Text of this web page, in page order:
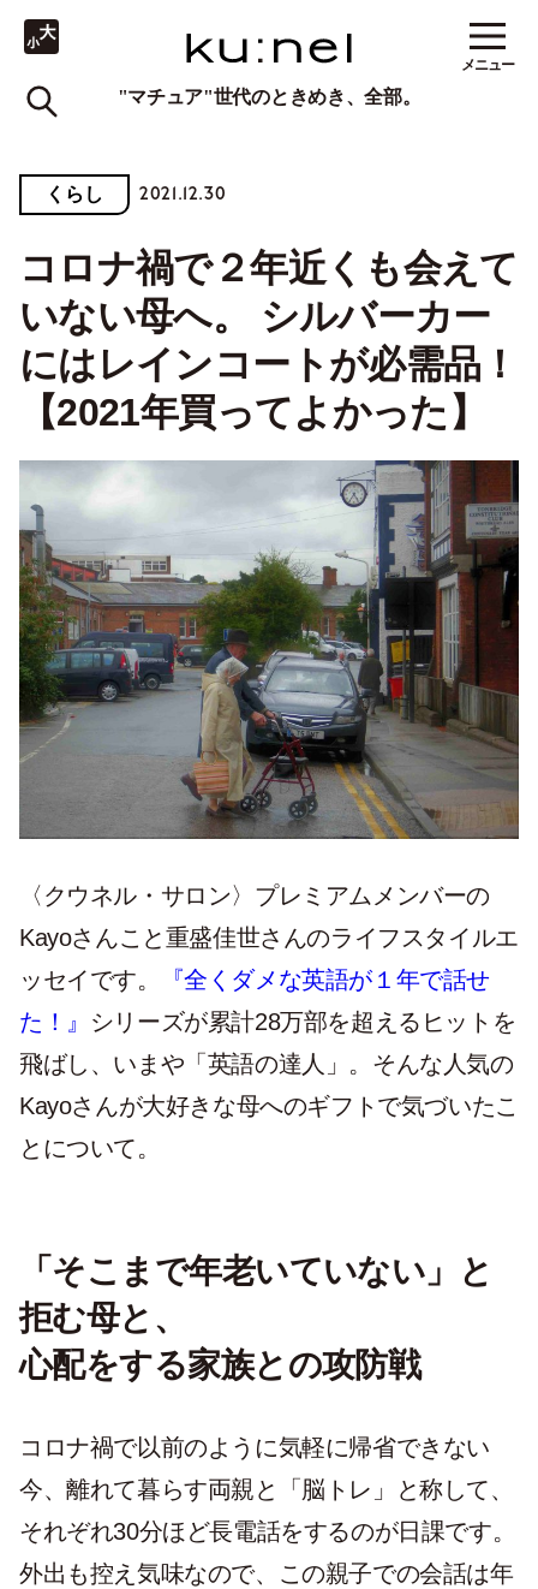
"マチュア"世代のときめき、全部。
メニュー
くらし 2021.12.30
コロナ禍で２年近くも会えて
いない母へ。 シルバーカー
にはレインコートが必需品！
【2021年買ってよかった】
〈クウネル・サロン〉プレミアムメンバーの
Kayoさんこと重盛佳世さんのライフスタイルエ
ッセイです。
『全くダメな英語が１年で話せ
た！』 シリーズが累計28万部を超えるヒットを
飛ばし、いまや「英語の達人」。そんな人気の
Kayoさんが大好きな母へのギフトで気づいたこ
とについて。
「そこまで年老いていない」と
拒む母と、
心配をする家族との攻防戦
コロナ禍で以前のように気軽に帰省できない
今、離れて暮らす両親と「脳トレ」と称して、
それぞれ30分ほど長電話をするのが日課です。
外出も控え気味なので、この親子での会話は年